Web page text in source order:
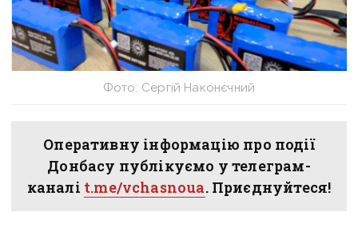
Фото: Сергій Наконєчний
Оперативну інформацію про події
Донбасу публікуємо у телеграм-
каналі t.me/vchasnoua. Приєднуйтеся!